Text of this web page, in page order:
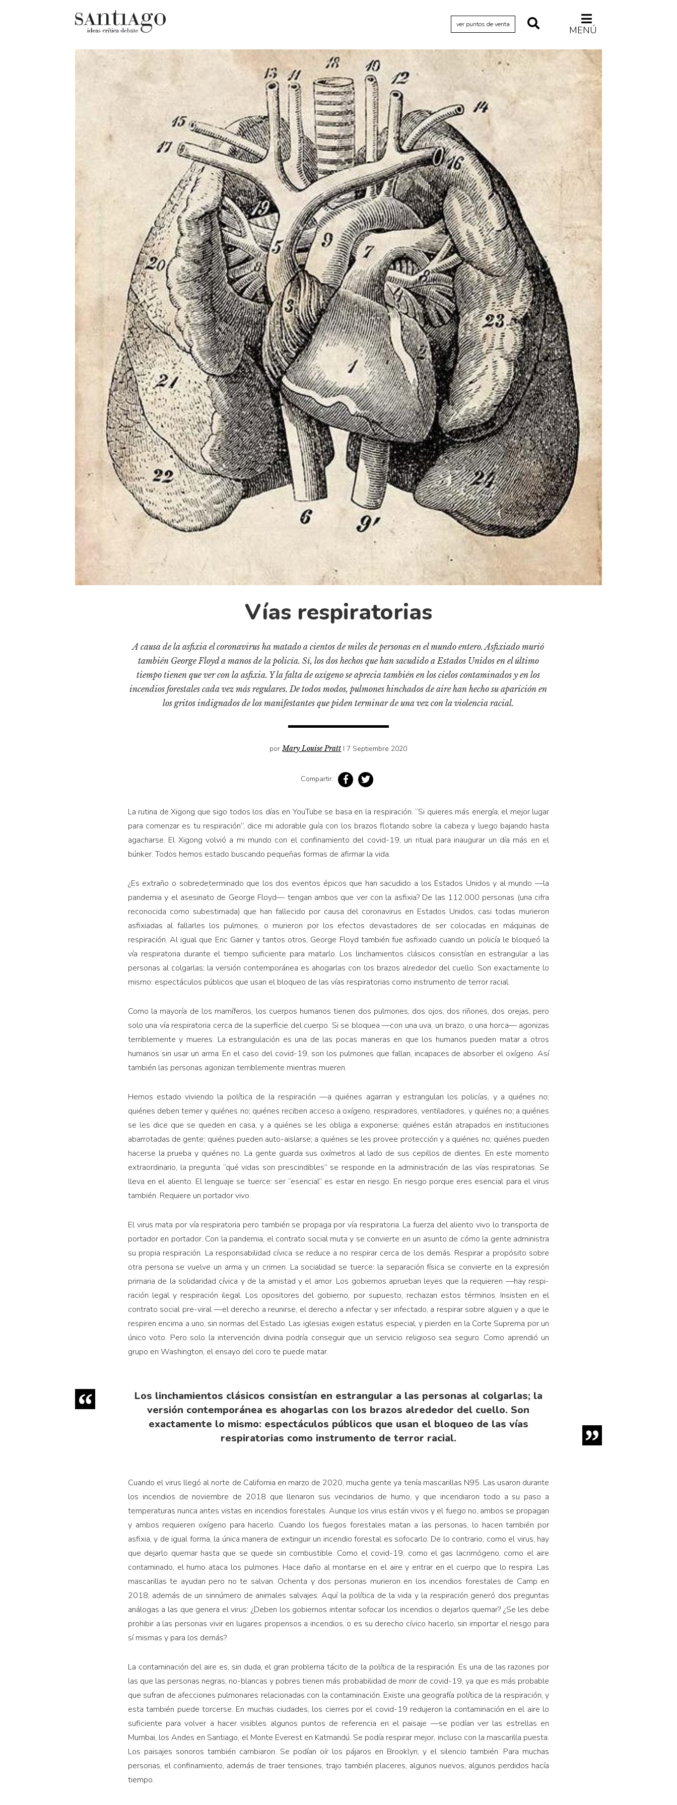
ver puntos de venta MENÚ
Arquetipos de situación
Artes visuales
Diccionario portátil de la literatura
chilena
Documentos
Fragmentos
Gran reserva
Historia
Historia material de los libros
Lagunas mentales
Libros
Libros usados
Literatura
Medioambiente
Narrativas visuales
Pensamiento
Pensamiento ilustrado
Personaje
Personajes secundarios
Política
Relecturas
Sociedad
Turismo accidental
Vidas paralelas
Voces y lecturas
Vías respiratorias
A causa de la asfixia el coronavirus ha matado a cientos de miles de personas en el mundo entero. Asfixiado murió
también George Floyd a manos de la policía. Sí, los dos hechos que han sacudido a Estados Unidos en el último
tiempo tienen que ver con la asfixia. Y la falta de oxígeno se aprecia también en los cielos contaminados y en los
incendios forestales cada vez más regulares. De todos modos, pulmones hinchados de aire han hecho su aparición en
los gritos indignados de los manifestantes que piden terminar de una vez con la violencia racial.
porMary Louise Pratt I 7 Septiembre 2020
Compartir:
La rutina de Xigong que sigo todos los días en YouTube se basa en la respiración. “Si quieres más energía, el mejor lugar
para comenzar es tu respiración”, dice mi adorable guía con los brazos flotando sobre la cabeza y luego bajando hasta
agacharse. El Xigong volvió a mi mundo con el confinamiento del covid-19, un ritual para inaugurar un día más en el
búnker. Todos hemos estado buscando pequeñas formas de afirmar la vida.
¿Es extraño o sobredeterminado que los dos even­tos épicos que han sacudido a los Estados Unidos y al mundo —la
pandemia y el asesinato de George Floyd— tengan ambos que ver con la asfixia? De las 112.000 personas (una cifra
reconocida como subestimada) que han fallecido por causa del coronavirus en Esta­dos Unidos, casi todas murieron
asfixiadas al fallarles los pulmones, o murieron por los efectos devastadores de ser colocadas en máquinas de
respiración. Al igual que Eric Garner y tantos otros, George Floyd también fue asfixiado cuando un policía le bloqueó la
vía res­piratoria durante el tiempo suficiente para matarlo. Los linchamientos clásicos consistían en estrangular a las
personas al colgarlas; la versión contemporánea es ahogarlas con los brazos alrededor del cuello. Son exactamente lo
mismo: espectáculos públicos que usan el bloqueo de las vías respiratorias como instrumento de terror racial.
Como la mayoría de los mamíferos, los cuerpos humanos tienen dos pulmones, dos ojos, dos riñones, dos orejas, pero
solo una vía respiratoria cerca de la superficie del cuerpo. Si se bloquea —con una uva, un brazo, o una horca— agonizas
terriblemente y mueres. La estrangulación es una de las pocas maneras en que los humanos pueden matar a otros
humanos sin usar un arma. En el caso del covid-19, son los pulmones que fallan, incapaces de absorber el oxígeno. Así
también las personas agonizan terriblemente mientras mueren.
Hemos estado viviendo la política de la respira­ción —a quiénes agarran y estrangulan los policías, y a quiénes no;
quiénes deben temer y quiénes no; quiénes reciben acceso a oxígeno, respiradores, ventiladores, y quiénes no; a quiénes
se les dice que se queden en casa, y a quiénes se les obliga a exponerse; quiénes están atrapados en instituciones
abarrotadas de gente; quié­nes pueden auto-aislarse; a quiénes se les provee pro­tección y a quiénes no; quiénes pueden
hacerse la prue­ba y quiénes no. La gente guarda sus oxímetros al lado de sus cepillos de dientes. En este momento
extraordi­nario, la pregunta “qué vidas son prescindibles” se res­ponde en la administración de las vías respiratorias. Se
lleva en el aliento. El lenguaje se tuerce: ser “esencial” es estar en riesgo. En riesgo porque eres esencial para el virus
también. Requiere un portador vivo.
El virus mata por vía respiratoria pero también se propaga por vía respiratoria. La fuerza del aliento vivo lo transporta de
portador en portador. Con la pande­mia, el contrato social muta y se convierte en un asunto de cómo la gente administra
su propia respiración. La responsabilidad cívica se reduce a no respirar cerca de los demás. Respirar a propósito sobre
otra persona se vuelve un arma y un crimen. La socialidad se tuerce: la separación física se convierte en la expresión
primaria de la solidaridad cívica y de la amistad y el amor. Los gobiernos aprueban leyes que la requieren —hay respi­
ración legal y respiración ilegal. Los opositores del go­bierno, por supuesto, rechazan estos términos. Insisten en el
contrato social pre-viral —el derecho a reunirse, el derecho a infectar y ser infectado, a respirar sobre alguien y a que le
respiren encima a uno, sin normas del Estado. Las iglesias exigen estatus especial, y pier­den en la Corte Suprema por un
único voto. Pero solo la intervención divina podría conseguir que un servi­cio religioso sea seguro. Como aprendió un
grupo en Washington, el ensayo del coro te puede matar.
Los linchamientos clásicos consistían en estrangular a las personas al colgarlas; la
versión contemporánea es ahogarlas con los brazos alrededor del cuello. Son
exactamente lo mismo: espectáculos públicos que usan el bloqueo de las vías
respiratorias como instrumento de terror racial.
Cuando el virus llegó al norte de California en mar­zo de 2020, mucha gente ya tenía mascarillas N95. Las usaron durante
los incendios de noviembre de 2018 que llenaron sus vecindarios de humo, y que incendia­ron todo a su paso a
temperaturas nunca antes vistas en incendios forestales. Aunque los virus están vivos y el fuego no, ambos se propagan
y ambos requieren oxígeno para hacerlo. Cuando los fuegos forestales ma­tan a las personas, lo hacen también por
asfixia, y de igual forma, la única manera de extinguir un incendio forestal es sofocarlo. De lo contrario, como el virus, hay
que dejarlo quemar hasta que se quede sin combusti­ble. Como el covid-19, como el gas lacrimógeno, como el aire
contaminado, el humo ataca los pulmones. Hace daño al montarse en el aire y entrar en el cuerpo que lo respira. Las
mascarillas te ayudan pero no te salvan. Ochenta y dos personas murieron en los incendios forestales de Camp en
2018, además de un sinnúme­ro de animales salvajes. Aquí la política de la vida y la respiración generó dos preguntas
análogas a las que genera el virus: ¿Deben los gobiernos intentar sofocar los incendios o dejarlos quemar? ¿Se les debe
prohibir a las personas vivir en lugares propensos a incendios, o es su derecho cívico hacerlo, sin importar el riesgo para
sí mismas y para los demás?
La contaminación del aire es, sin duda, el gran pro­blema tácito de la política de la respiración. Es una de las razones por
las que las personas negras, no-blancas y pobres tienen más probabilidad de morir de covid-19, ya que es más probable
que sufran de afecciones pul­monares relacionadas con la contaminación. Existe una geografía política de la respiración, y
esta también puede torcerse. En muchas ciudades, los cierres por el covid-19 redujeron la contaminación en el aire lo
sufi­ciente para volver a hacer visibles algunos puntos de referencia en el paisaje —se podían ver las estrellas en
Mumbai, los Andes en Santiago, el Monte Everest en Katmandú. Se podía respirar mejor, incluso con la mas­carilla puesta.
Los paisajes sonoros también cambia­ron. Se podían oír los pájaros en Brooklyn, y el silencio también. Para muchas
personas, el confinamiento, ade­más de traer tensiones, trajo también placeres, algunos nuevos, algunos perdidos hacía
tiempo.